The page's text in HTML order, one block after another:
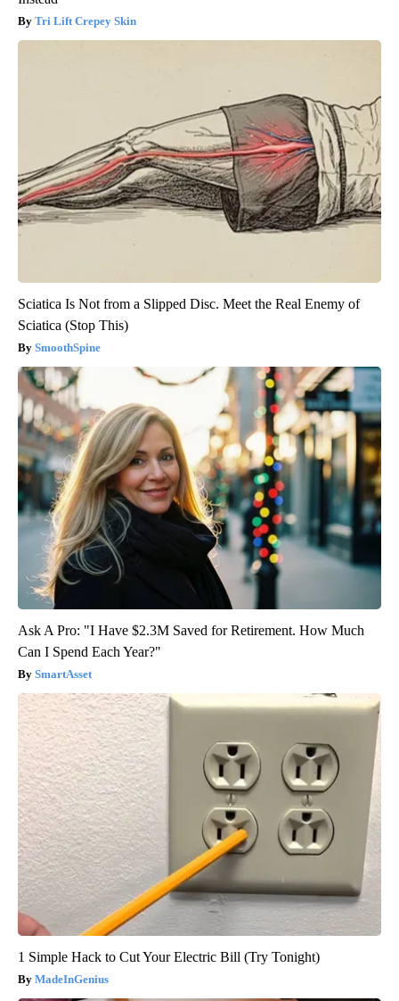
Tri Lift Crepey Skin
Sciatica Is Not from a Slipped Disc. Meet the Real Enemy of
Sciatica (Stop This)
SmoothSpine
Ask A Pro: "I Have $2.3M Saved for Retirement. How Much
Can I Spend Each Year?"
SmartAsset
1 Simple Hack to Cut Your Electric Bill (Try Tonight)
MadeInGenius